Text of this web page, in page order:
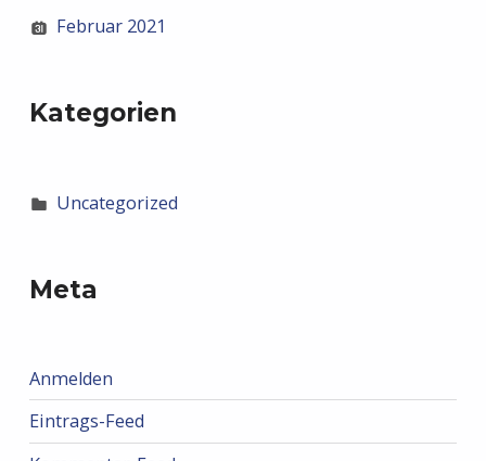
Februar 2021
Kategorien
Uncategorized
Meta
Anmelden
Eintrags-Feed